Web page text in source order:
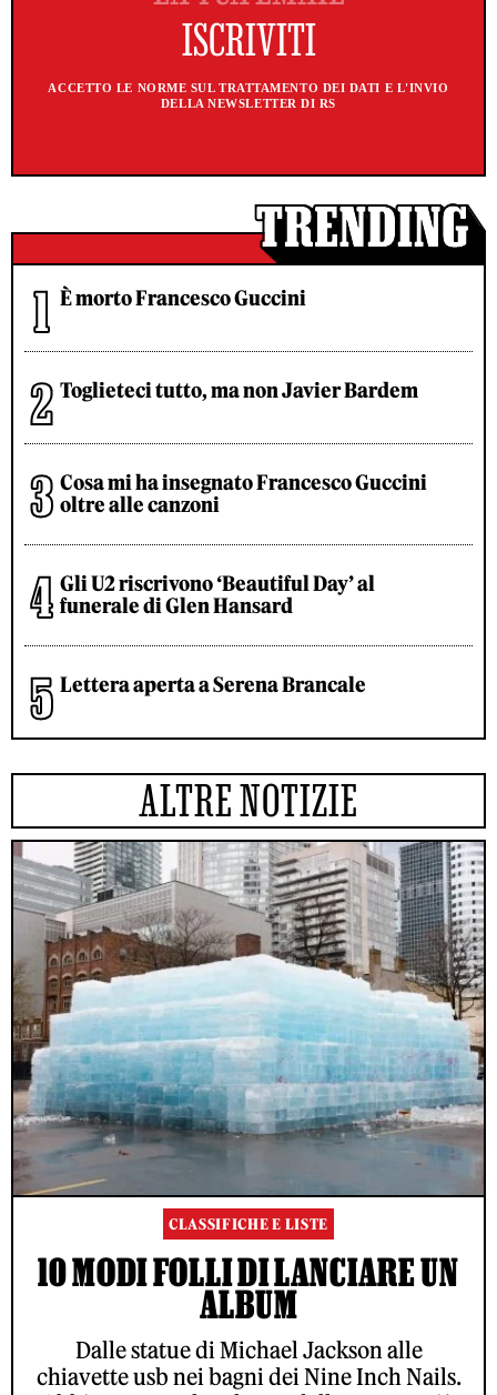
ACCETTO LE NORME SUL TRATTAMENTO DEI DATI E L'INVIO
DELLA NEWSLETTER DI RS
È morto Francesco Guccini
Toglieteci tutto, ma non Javier Bardem
Cosa mi ha insegnato Francesco Guccini
oltre alle canzoni
Gli U2 riscrivono ‘Beautiful Day’ al
funerale di Glen Hansard
Lettera aperta a Serena Brancale
ALTRE NOTIZIE
CLASSIFICHE E LISTE
10 MODI FOLLI DI LANCIARE UN
ALBUM
Dalle statue di Michael Jackson alle
chiavette usb nei bagni dei Nine Inch Nails.